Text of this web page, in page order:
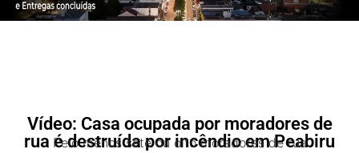
Vídeo: Casa ocupada por moradores de
rua é destruída por incêndio em Peabiru
Pelo menos sete ou oito moradores de rua